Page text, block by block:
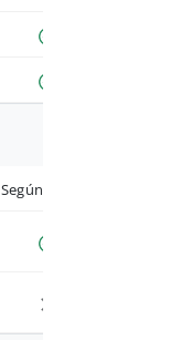
Según cuenta